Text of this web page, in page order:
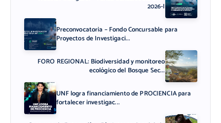
2026-I
Preconvocatoria – Fondo Concursable para
Proyectos de Investigaci...
FORO REGIONAL: Biodiversidad y monitoreo
ecológico del Bosque Sec...
UNF logra financiamiento de PROCIENCIA para
fortalecer investigac...